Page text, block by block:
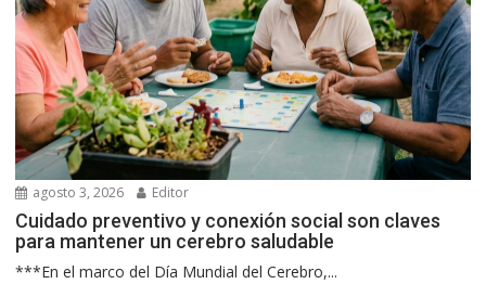
agosto 3, 2026 Editor
Cuidado preventivo y conexión social son claves
para mantener un cerebro saludable
***En el marco del Día Mundial del Cerebro,...